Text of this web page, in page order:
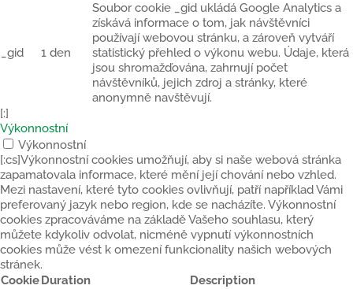
_gid 1 den
Soubor cookie _gid ukládá Google Analytics a
získává informace o tom, jak návštěvníci
používají webovou stránku, a zároveň vytváří
statistický přehled o výkonu webu. Údaje, která
jsou shromažďována, zahrnují počet
návštěvníků, jejich zdroj a stránky, které
anonymně navštěvují.
[:]
Výkonnostní
Výkonnostní
[:cs]Výkonnostní cookies umožňují, aby si naše webová stránka
zapamatovala informace, které mění její chování nebo vzhled.
Mezi nastavení, které tyto cookies ovlivňují, patří například Vámi
preferovaný jazyk nebo region, kde se nacházíte. Výkonnostní
cookies zpracováváme na základě Vašeho souhlasu, který
můžete kdykoliv odvolat, nicméně vypnutí výkonnostních
cookies může vést k omezení funkcionality našich webových
stránek.
CookieDuration
Description